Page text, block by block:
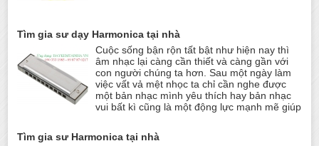
Tìm gia sư dạy Harmonica tại nhà
Cuộc sống bận rộn tất bật như hiện nay thì
âm nhạc lại càng cần thiết và càng gần với
con người chúng ta hơn. Sau một ngày làm
việc vất vả mệt nhọc ta chỉ cần nghe được
một bản nhạc mình yêu thích hay bản nhạc
vui bất kì cũng là một động lực mạnh mẽ giúp
Tìm gia sư Harmonica tại nhà